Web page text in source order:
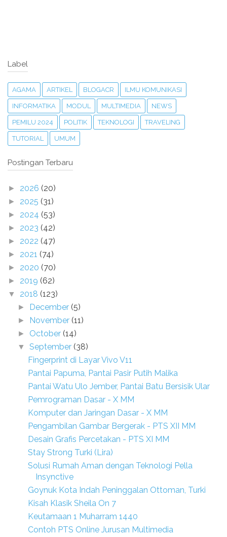
Label
AGAMA ARTIKEL BLOGACR ILMU KOMUNIKASI
INFORMATIKA MODUL MULTIMEDIA NEWS
PEMILU 2024 POLITIK TEKNOLOGI TRAVELING
TUTORIAL UMUM
Postingan Terbaru
► 2026 (20)
► 2025 (31)
► 2024 (53)
► 2023 (42)
► 2022 (47)
► 2021 (74)
► 2020 (70)
► 2019 (62)
▼ 2018 (123)
► December (5)
► November (11)
► October (14)
▼September (38)
Fingerprint di Layar Vivo V11
Pantai Papuma, Pantai Pasir Putih Malika
Pantai Watu Ulo Jember, Pantai Batu Bersisik Ular
Pemrograman Dasar - X MM
Komputer dan Jaringan Dasar - X MM
Pengambilan Gambar Bergerak - PTS XII MM
Desain Grafis Percetakan - PTS XI MM
Stay Strong Turki (Lira)
Solusi Rumah Aman dengan Teknologi Pella
Insynctive
Goynuk Kota Indah Peninggalan Ottoman, Turki
Kisah Klasik Sheila On 7
Keutamaan 1 Muharram 1440
Contoh PTS Online Jurusan Multimedia